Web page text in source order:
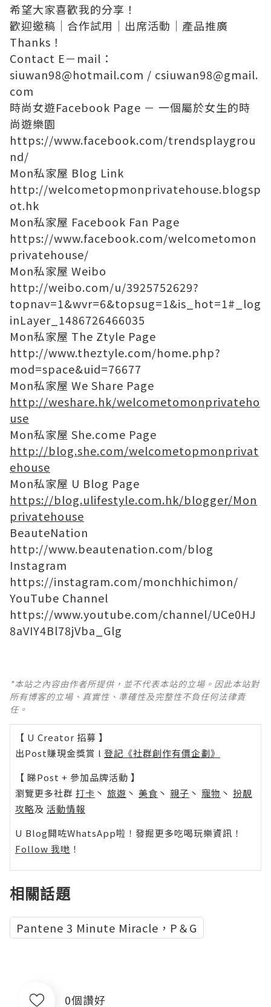
希望大家喜歡我的分享！
歡迎邀稿│合作試用│出席活動│產品推廣
Thanks！
Contact E－mail：
siuwan98@hotmail.com / csiuwan98@gmail.
com
時尚女遊Facebook Page － 一個屬於女生的時
尚遊樂園
https://www.facebook.com/trendsplaygrou
nd/
Mon私家屋 Blog Link
http://welcometopmonprivatehouse.blogsp
ot.hk
Mon私家屋 Facebook Fan Page
https://www.facebook.com/welcometomon
privatehouse/
Mon私家屋 Weibo
http://weibo.com/u/3925752629?
topnav=1&wvr=6&topsug=1&is_hot=1#_log
inLayer_1486726466035
Mon私家屋 The Ztyle Page
http://www.theztyle.com/home.php?
mod=space&uid=76677
Mon私家屋 We Share Page
http://weshare.hk/welcometomonprivateho
use
Mon私家屋 She.come Page
http://blog.she.com/welcometopmonprivat
ehouse
Mon私家屋 U Blog Page
https://blog.ulifestyle.com.hk/blogger/Mon
privatehouse
BeauteNation
http://www.beautenation.com/blog
Instagram
https://instagram.com/monchhichimon/
YouTube Channel
https://www.youtube.com/channel/UCe0HJ
8aVIY4Bl78jVba_Glg
*本站之內容由作者所提供，並不代表本站的立場。因此本站對
所有博客的立場、真實性、準確性及完整性不負任何法律責
任。
【 U Creator 招募 】
出Post賺現金獎賞 l 登記《社群創作有價企劃》
【 睇Post + 參加品牌活動 】
瀏覽更多社群 打卡 丶 旅遊 丶 美食 丶 親子 丶 寵物 丶 扮靚
攻略及 活動情報
U Blog開咗WhatsApp啦！發掘更多吃喝玩樂資訊！
Follow 我哋 ！
相關話題
Pantene 3 Minute Miracle，P＆G
0個讚好